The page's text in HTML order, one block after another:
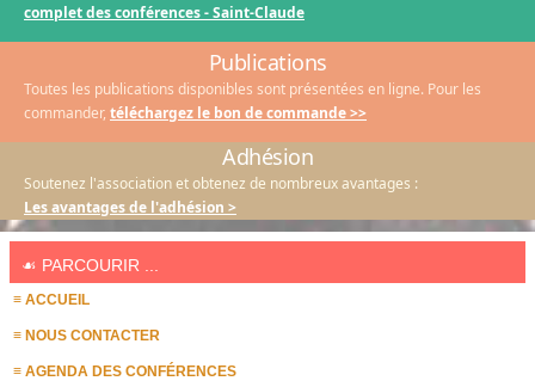
complet des conférences - Saint-Claude
Publications
Toutes les publications disponibles sont présentées en ligne. Pour les
commander, téléchargez le bon de commande >>
Adhésion
Soutenez l'association et obtenez de nombreux avantages :
Les avantages de l'adhésion >
☙ PARCOURIR ...
≡ ACCUEIL
≡ NOUS CONTACTER
≡ AGENDA DES CONFÉRENCES